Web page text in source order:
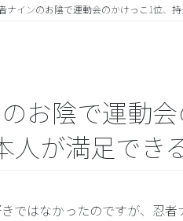
ナインのお陰で運動会のかけっこ1位、
お陰で運動
人が満足でき
ではなかったのですが、忍者